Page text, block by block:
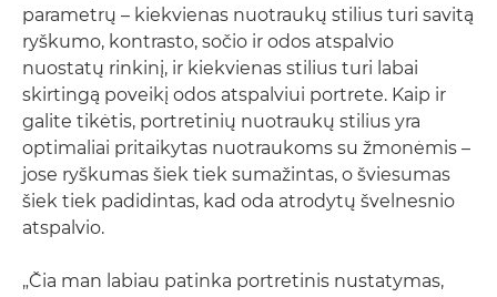
parametrų – kiekvienas nuotraukų stilius turi savitą
ryškumo, kontrasto, sočio ir odos atspalvio
nuostatų rinkinį, ir kiekvienas stilius turi labai
skirtingą poveikį odos atspalviui portrete. Kaip ir
galite tikėtis, portretinių nuotraukų stilius yra
optimaliai pritaikytas nuotraukoms su žmonėmis –
jose ryškumas šiek tiek sumažintas, o šviesumas
šiek tiek padidintas, kad oda atrodytų švelnesnio
atspalvio.
„Čia man labiau patinka portretinis nustatymas,